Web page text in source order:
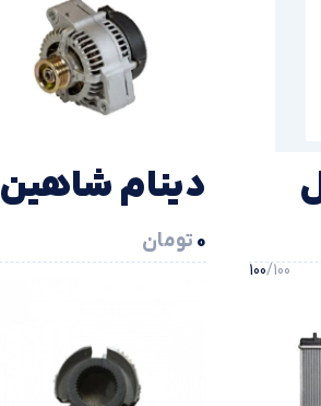
100/100
دينام شاهین
0 تومان